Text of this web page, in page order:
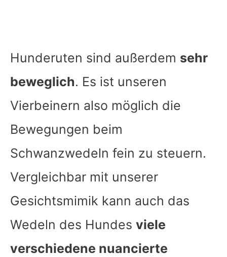
Hunderuten sind außerdem sehr
beweglich. Es ist unseren
Vierbeinern also möglich die
Bewegungen beim
Schwanzwedeln fein zu steuern.
Vergleichbar mit unserer
Gesichtsmimik kann auch das
Wedeln des Hundes viele
verschiedene nuancierte